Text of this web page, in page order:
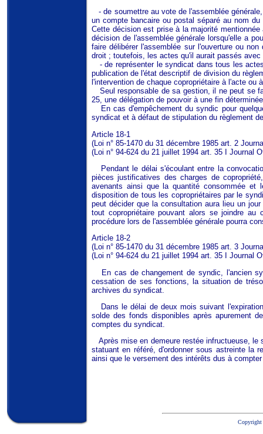
- de soumettre au vote de l'assemblée
un compte bancaire ou postal séparé au nom
Cette décision est prise à la majorité
décision de l'assemblée générale lorsqu'elle a
faire délibérer l'assemblée sur l'ouverture ou
droit ; toutefois, les actes qu'il aurait passés
- de représenter le syndicat dans tous les
publication de l'état descriptif de division du
l'intervention de chaque copropriétaire à l'acte ou
Seul responsable de sa gestion, il ne peut se
25, une délégation de pouvoir à une fin
En cas d'empêchement du syndic pour
syndicat et à défaut de stipulation du règlement
Article 18-1
(Loi n° 85-1470 du 31 décembre 1985 art. 2
(Loi n° 94-624 du 21 juillet 1994 art. 35 I Journal
Pendant le délai s'écoulant entre la
pièces justificatives des charges de
avenants ainsi que la quantité consommée
disposition de tous les copropriétaires par le
peut décider que la consultation aura lieu un
tout copropriétaire pouvant alors se joindre
procédure lors de l'assemblée générale pourra
Article 18-2
(Loi n° 85-1470 du 31 décembre 1985 art. 3
(Loi n° 94-624 du 21 juillet 1994 art. 35 I Journal
En cas de changement de syndic, l'ancien
cessation de ses fonctions, la situation de
archives du syndicat.
Dans le délai de deux mois suivant
solde des fonds disponibles après apurement
comptes du syndicat.
Après mise en demeure restée infructueuse, le
statuant en référé, d'ordonner sous astreinte la
ainsi que le versement des intérêts dus à
Copyright